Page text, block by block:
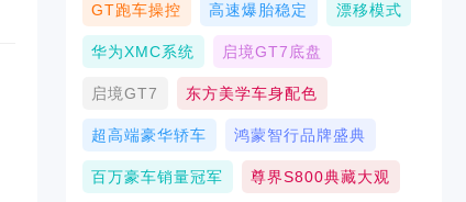
GT跑车操控 高速爆胎稳定 漂移模式
华为XMC系统 启境GT7底盘
启境GT7 东方美学车身配色
超高端豪华轿车 鸿蒙智行品牌盛典
百万豪车销量冠军 尊界S800典藏大观